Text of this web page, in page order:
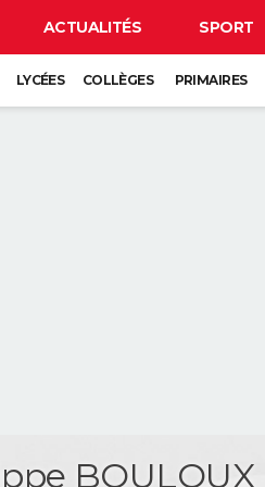
ACTUALITÉS SPORT
LYCÉES COLLÈGES PRIMAIRES
BOULOUX